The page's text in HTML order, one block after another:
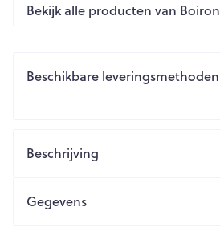
Bekijk alle producten van Boiron
Beschikbare leveringsmethoden
Beschrijving
Gegevens